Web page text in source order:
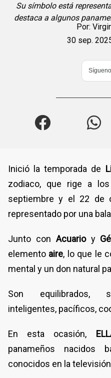
Su símbolo está
destaca a algunos
Por:
30 sep.
Inició la temporada de
zodiaco, que rige a
septiembre y el 22 de
representado por una
Junto con Acuarioy
elemento aire, lo que le
mental y un don natural
Son equilibrados,
inteligentes, pacíficos,
En esta ocasión,
panameños
conocidos en la